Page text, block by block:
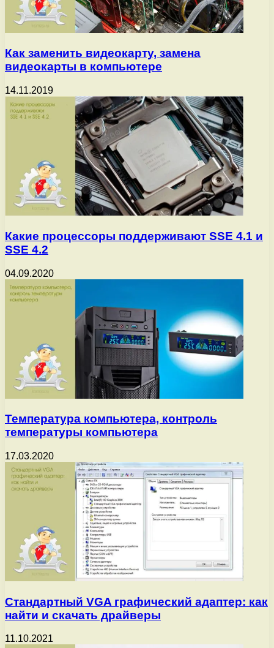
Как заменить видеокарту, замена
видеокарты в компьютере
14.11.2019
Какие процессоры поддерживают SSE 4.1 и
SSE 4.2
04.09.2020
Температура компьютера, контроль
температуры компьютера
17.03.2020
Стандартный VGA графический адаптер: как
найти и скачать драйверы
11.10.2021